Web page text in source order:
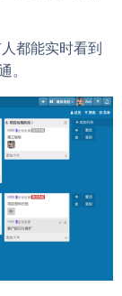
都能实时看到
。